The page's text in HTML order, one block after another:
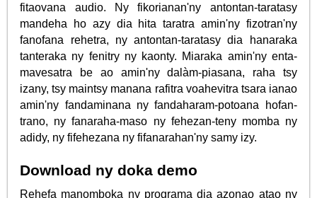
fitaovana audio. Ny fikorianan'ny antontan-taratasy
mandeha ho azy dia hita taratra amin'ny fizotran'ny
fanofana rehetra, ny antontan-taratasy dia hanaraka
tanteraka ny fenitry ny kaonty. Miaraka amin'ny enta-
mavesatra be ao amin'ny dalàm-piasana, raha tsy
izany, tsy maintsy manana rafitra voahevitra tsara ianao
amin'ny fandaminana ny fandaharam-potoana hofan-
trano, ny fanaraha-maso ny fehezan-teny momba ny
adidy, ny fifehezana ny fifanarahan'ny samy izy.
Download ny doka demo
Rehefa manomboka ny programa dia azonao atao ny